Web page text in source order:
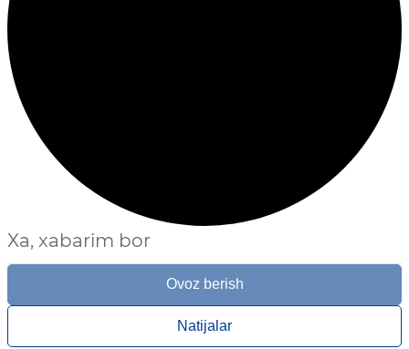
Xa, xabarim bor
Ovoz berish
Natijalar